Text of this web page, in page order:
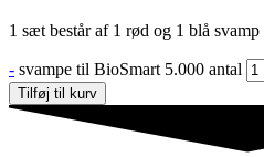
1 sæt består af 1 rød og 1 blå svamp
- svampe til BioSmart 5.000 antal
Tilføj til kurv